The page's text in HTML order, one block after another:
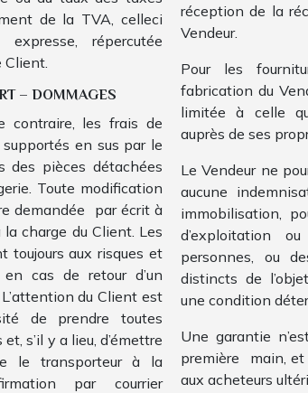
de la TVA, celleci
répercutée
Client.
– DOMMAGES
contraire, les frais de
en sus par le
des pièces détachées
Toute modification
demandée par écrit à
charge du Client. Les
toujours aux risques et
cas de retour d’un
du Client est
de prendre toutes
s’il y a lieu, d’émettre
le transporteur à la
par courrier
réception de la
Vendeur.
Pour les
fabrication du
limitée à celle
auprès de ses
Le Vendeur ne
aucune
immobilisation,
d’exploitation
personnes, ou
distincts de
une condition
Une garantie
première main,
aux acheteurs